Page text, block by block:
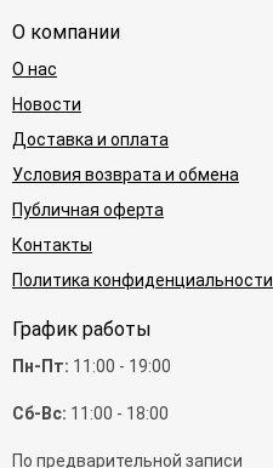
О компании
О нас
Новости
Доставка и оплата
Условия возврата и обмена
Публичная оферта
Контакты
Политика конфиденциальности
График работы
Пн-Пт: 11:00 - 19:00
Сб-Вс: 11:00 - 18:00
По предварительной записи